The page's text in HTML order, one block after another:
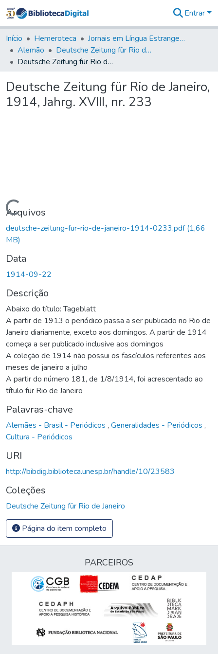
&
Coleções
Tudo na
Biblioteca
Estatísticas
Entrar
Início Hemeroteca
Jornais em Língua Estrangeira
Alemão
Deutsche Zeitung für Rio de Janeiro
Deutsche Zeitung für Rio de Janeiro, 1914, Jahrg. XVIII, nr. 233
Deutsche Zeitung für Rio de Janeiro,
1914, Jahrg. XVIII, nr. 233
Carregando...
Arquivos
deutsche-zeitung-fur-rio-de-janeiro-1914-0233.pdf(1,66
MB)
Data
1914-09-22
Descrição
Abaixo do título: Tageblatt
A partir de 1913 o periódico passa a ser publicado no Rio de
Janeiro diariamente, exceto aos domingos. A partir de 1914
começa a ser publicado inclusive aos domingos
A coleção de 1914 não possui os fascículos referentes aos
meses de janeiro a julho
A partir do número 181, de 1/8/1914, foi acrescentado ao
título für Rio de Janeiro
Palavras-chave
Alemães - Brasil - Periódicos , Generalidades - Periódicos ,
Cultura - Periódicos
URI
http://bibdig.biblioteca.unesp.br/handle/10/23583
Coleções
Deutsche Zeitung für Rio de Janeiro
Página do item completo
PARCEIROS